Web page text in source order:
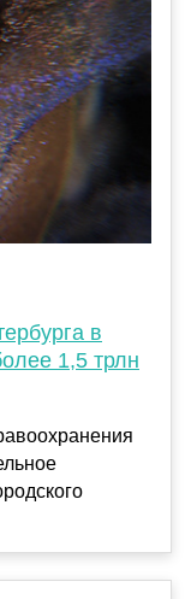
в
1,5 трлн